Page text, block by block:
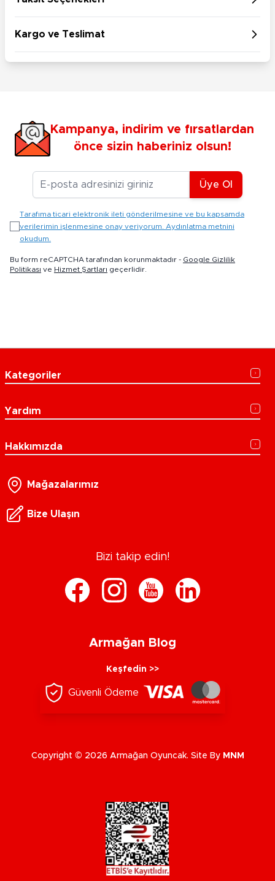
Kargo ve Teslimat
Kampanya, indirim ve fırsatlardan
önce sizin haberiniz olsun!
E-posta Adresiniz
Üye Ol
Tarafıma ticari elektronik ileti gönderilmesine ve bu kapsamda
verilerimin işlenmesine onay veriyorum. Aydınlatma metnini
okudum.
Bu form reCAPTCHA tarafından korunmaktadır - Google Gizlilik
Politikası ve Hizmet Şartları geçerlidir.
Kategoriler
Yardım
Hakkımızda
Mağazalarımız
Bize Ulaşın
Bizi takip edin!
Armağan Blog
Keşfedin >>
Güvenli Ödeme
Copyright © 2026 Armağan Oyuncak. Site By MNM